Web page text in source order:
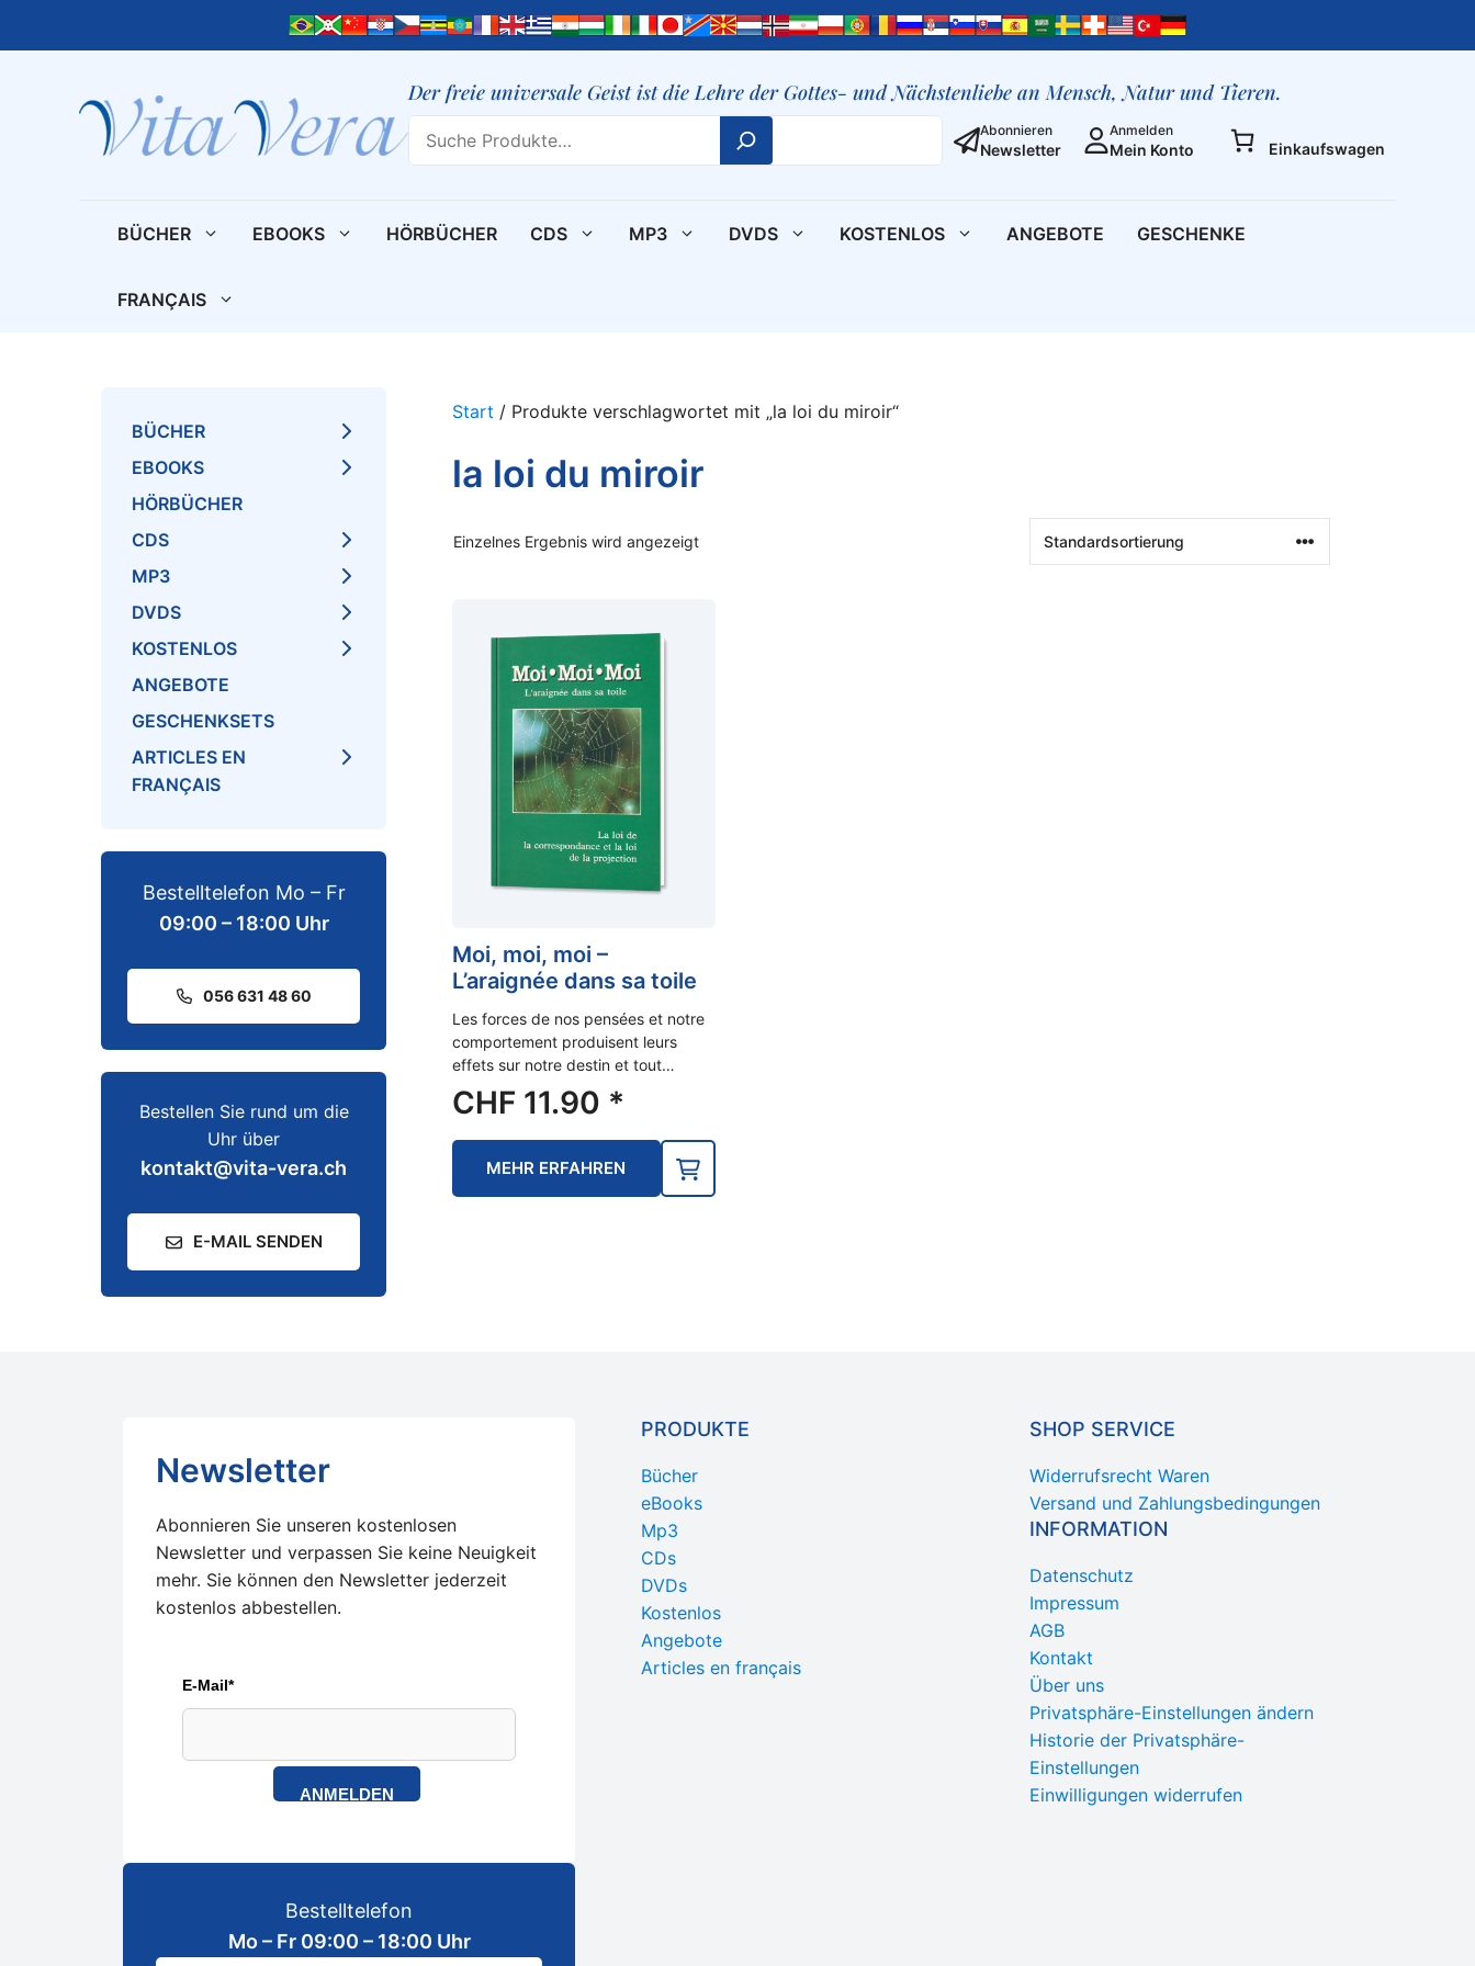
Der freie universale Geist ist die Lehre der Gottes- und Nächstenliebe an Mensch, Natur und Tieren.
Search Abonnieren
Newsletter
Anmelden
Mein Konto Einkaufswagen
BÜCHER EBOOKS HÖRBÜCHER CDS MP3 DVDS KOSTENLOS ANGEBOTE GESCHENKE
FRANÇAIS
Start / Produkte verschlagwortet mit „la loi du miroir“
la loi du miroir
Einzelnes Ergebnis wird angezeigt
Moi, moi, moi –
L’araignée dans sa toile
Les forces de nos pensées et notre
comportement produisent leurs
effets sur notre destin et tout…
CHF 11.90 *
MEHR ERFAHREN
BÜCHER
EBOOKS
HÖRBÜCHER
CDS
MP3
DVDS
KOSTENLOS
ANGEBOTE
GESCHENKSETS
ARTICLES EN
FRANÇAIS
Bestelltelefon Mo – Fr
09:00 – 18:00 Uhr
056 631 48 60
Bestellen Sie rund um die
Uhr über
kontakt@vita-vera.ch
E-MAIL SENDEN
Newsletter
Abonnieren Sie unseren kostenlosen
Newsletter und verpassen Sie keine Neuigkeit
mehr. Sie können den Newsletter jederzeit
kostenlos abbestellen.
E-Mail*
ANMELDEN
Bestelltelefon
Mo – Fr 09:00 – 18:00 Uhr
PRODUKTE
Bücher
eBooks
Mp3
CDs
DVDs
Kostenlos
Angebote
Articles en français
SHOP SERVICE
Widerrufsrecht Waren
Versand und Zahlungsbedingungen
INFORMATION
Datenschutz
Impressum
AGB
Kontakt
Über uns
Privatsphäre-Einstellungen ändern
Historie der Privatsphäre-
Einstellungen
Einwilligungen widerrufen